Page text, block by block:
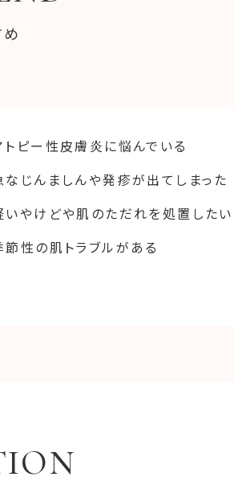
トピー性皮膚炎に悩んでいる
なじんましんや発疹が出てしまった
いやけどや肌のただれを処置したい
節性の肌トラブルがある